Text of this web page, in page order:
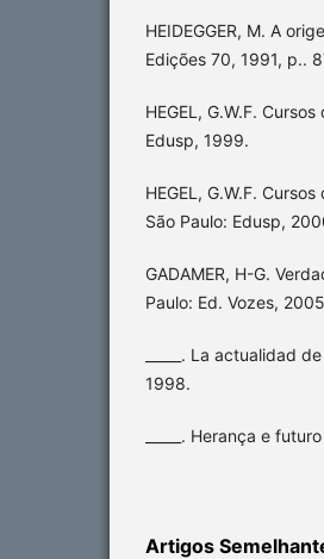
HEIDEGGER, M. A
Edições 70, 1991, p..
HEGEL, G.W.F.
Edusp, 1999.
HEGEL, G.W.F.
São Paulo: Edusp,
GADAMER, H-G.
Paulo: Ed. Vozes,
_____. La actualidad
1998.
_____. Herança e
Artigos